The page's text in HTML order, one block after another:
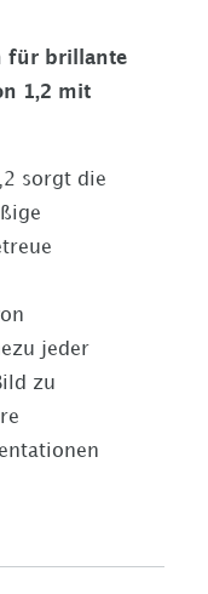
für brillante
1,2 mit
sorgt die
jeder
zu